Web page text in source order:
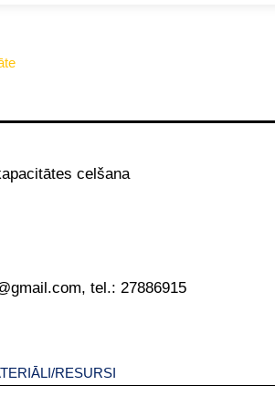
celšana
tel.: 27886915
RESURSI